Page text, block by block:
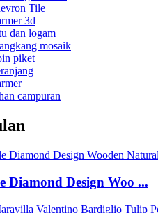
Tile
3d
dan logam
mosaik
piket
campuran
Diamond Design Woo ...